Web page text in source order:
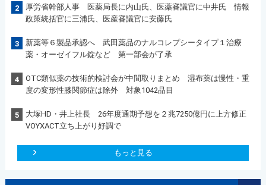
2
厚労省幹部人事 医薬局長に内山氏、医薬審議官に中井氏 情報
政策統括官に三浦氏、医産審議官に安藤氏
3
新薬等６製品承認へ 武田薬品のナルコレプシータイプ１治療
薬・オーゼイフル錠など 第一部会が了承
4
OTC類似薬の技術的検討会が中間取りまとめ 湿布薬は慢性・重
度の変形性膝関節症は除外 対象1042品目
5
大塚HD・井上社長 26年度通期予想を２兆7250億円に上方修正
VOYXACT立ち上がり好調で
もっと見る